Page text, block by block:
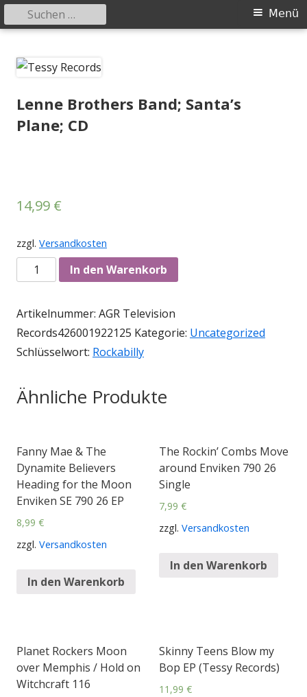
zum
Primäres
Menü
Suchen
nach:
Lenne Brothers Band; Santa’s
Plane; CD
14,99 €
zzgl. Versandkosten
Anzahl In den Warenkorb
Artikelnummer: AGR Television
Records426001922125 Kategorie: Uncategorized
Schlüsselwort: Rockabilly
Ähnliche Produkte
Fanny Mae & The
Dynamite Believers
Heading for the Moon
Enviken SE 790 26 EP
8,99 €
zzgl. Versandkosten
In den Warenkorb
The Rockin’ Combs Move
around Enviken 790 26
Single
7,99 €
zzgl. Versandkosten
In den Warenkorb
Planet Rockers Moon
over Memphis / Hold on
Witchcraft 116
Skinny Teens Blow my
Bop EP (Tessy Records)
11,99 €